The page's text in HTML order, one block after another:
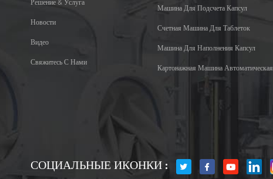
Решение & Услуга
Новости
Видео
Свяжитесь С Нами
Машина Для Подсчета Капсул
Счетная Машина Для Таблеток
Машина Для Наполнения Капсул
Картонажная Машина Автоматическая
СОЦИАЛЬНЫЕ ИКОНКИ :